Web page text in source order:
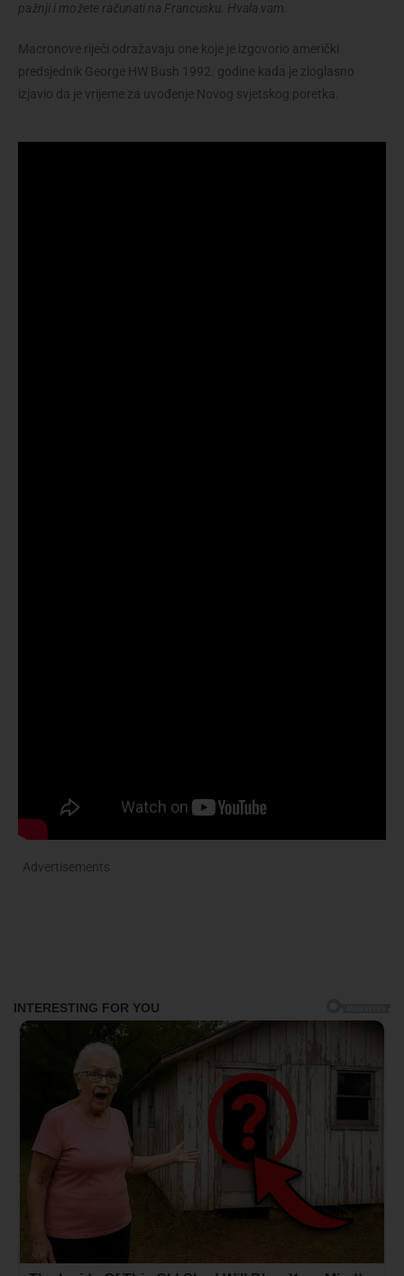
pažnji i možete računati na Francusku. Hvala vam.
Macronove riječi odražavaju one koje je izgovorio američki
predsjednik George HW Bush 1992. godine kada je zloglasno
izjavio da je vrijeme za uvođenje Novog svjetskog poretka.
Advertisements